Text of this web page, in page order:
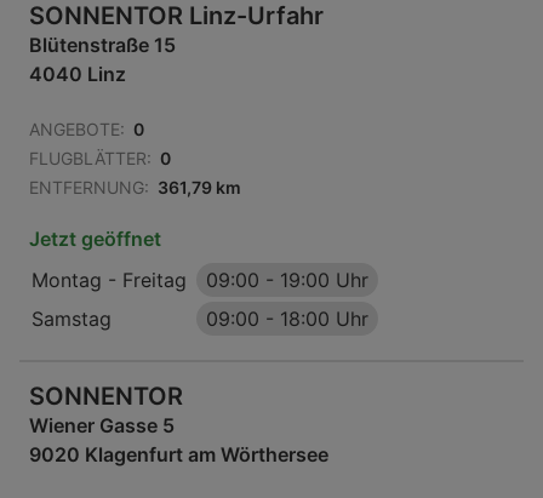
SONNENTOR Linz-Urfahr
Blütenstraße 15
4040 Linz
ANGEBOTE: 0
FLUGBLÄTTER: 0
ENTFERNUNG: 361,79 km
Jetzt geöffnet
Montag - Freitag
09:00 - 19:00 Uhr
Samstag
09:00 - 18:00 Uhr
SONNENTOR
Wiener Gasse 5
9020 Klagenfurt am Wörthersee